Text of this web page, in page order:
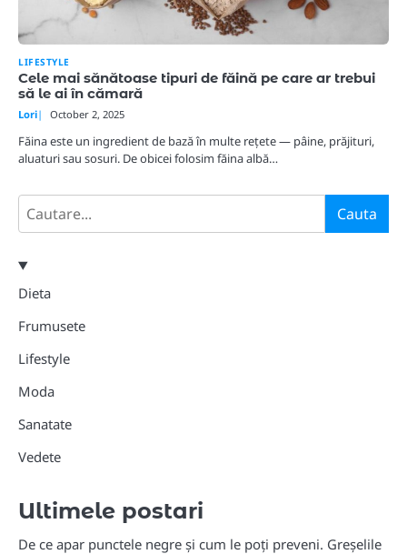
LIFESTYLE
Cele mai sănătoase tipuri de făină pe care ar trebui
să le ai în cămară
Lori October 2, 2025
Făina este un ingredient de bază în multe rețete — pâine, prăjituri,
aluaturi sau sosuri. De obicei folosim făina albă…
Search Cauta
Dieta
Frumusete
Lifestyle
Moda
Sanatate
Vedete
Ultimele postari
De ce apar punctele negre și cum le poți preveni. Greșelile